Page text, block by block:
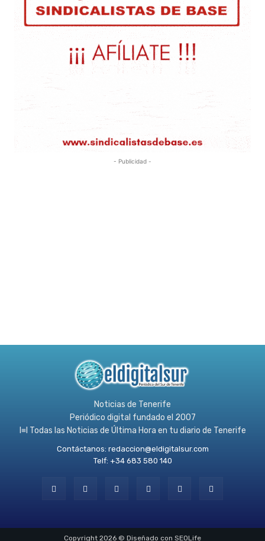
- Publicidad -
Noticias de Tenerife
Periódico digital fundado el 2007
l≡l Todas las Noticias de Última Hora en tu diario de Tenerife
Contáctanos: redaccion@eldigitalsur.com
Telf: +34 683 580 140
Copyright 2026 © Diseñado con SEOLife